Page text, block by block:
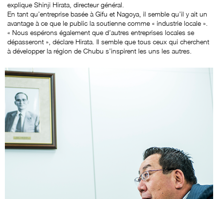
explique Shinji Hirata, directeur général.
En tant qu’entreprise basée à Gifu et Nagoya, il semble qu’il y ait un
avantage à ce que le public la soutienne comme « industrie locale ».
« Nous espérons également que d’autres entreprises locales se
dépasseront », déclare Hirata. Il semble que tous ceux qui cherchent
à développer la région de Chubu s’inspirent les uns les autres.